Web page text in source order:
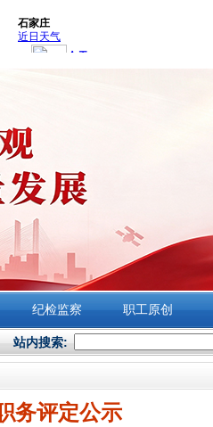
纪检监察 职工原创
站内搜索:
务评定公示